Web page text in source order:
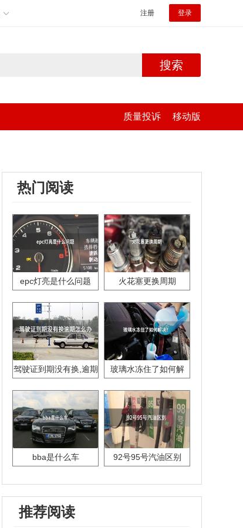
注册 登录
搜索
质量投诉 移动版
热门阅读
epc灯亮是什么问题 火花塞更换周期
驾驶证到期没有换,逾期
玻璃水冻住了如何解
bba是什么车 92号95号汽油区别
推荐阅读